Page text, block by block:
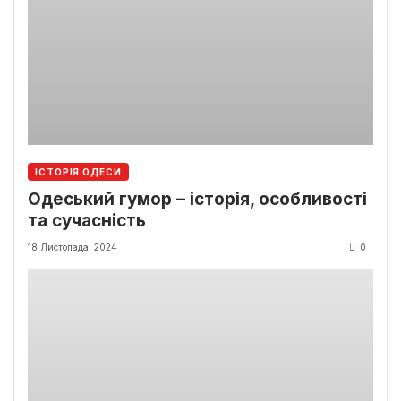
ІСТОРІЯ ОДЕСИ
Одеський гумор – історія, особливості
та сучасність
18 Листопада, 2024 0